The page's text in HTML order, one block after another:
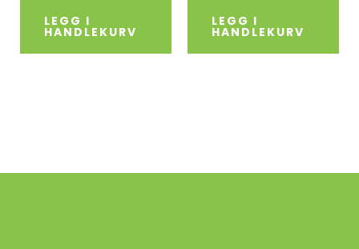
LEGG I
HANDLEKURV
LEGG I
HANDLEKURV